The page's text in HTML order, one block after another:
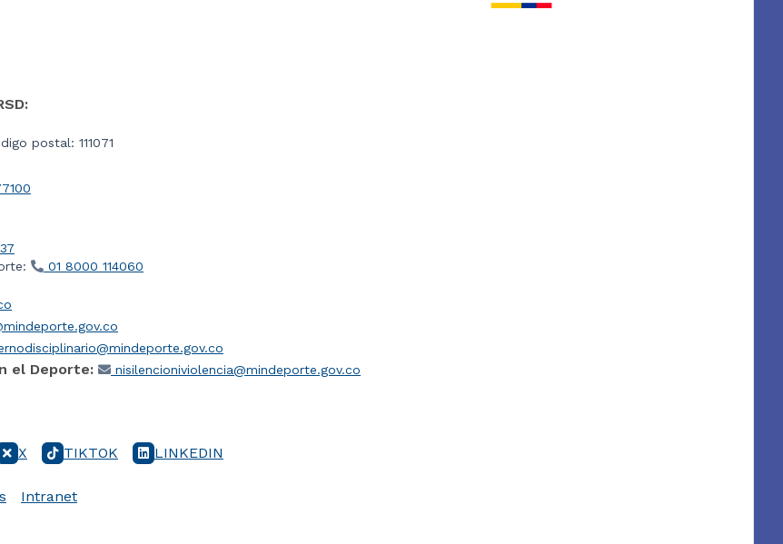
postal: 111071
01 8000 114060
el Deporte: nisilencioniviolencia@mindeporte.gov.co
X TIKTOK LINKEDIN
Intranet